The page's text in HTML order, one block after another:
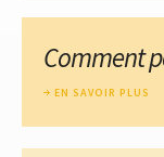
Comment
EN SAVOIR PLUS